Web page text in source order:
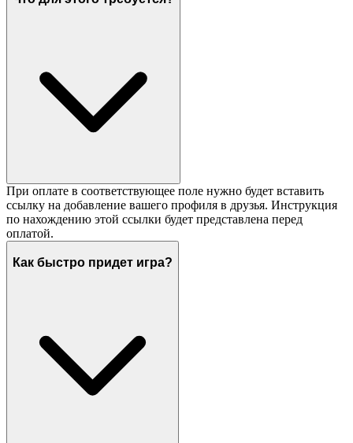
При оплате в соответствующее поле нужно будет вставить
ссылку на добавление вашего профиля в друзья. Инструкция
по нахождению этой ссылки будет представлена перед
оплатой.
Как быстро придет игра?